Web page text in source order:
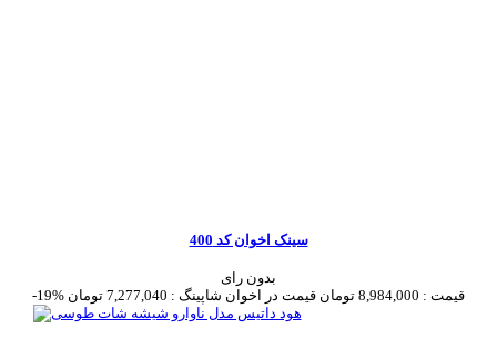
سینک اخوان کد 400
بدون رای
-19%
قیمت : 8,984,000 تومان قیمت در اخوان شاپینگ : 7,277,040 تومان